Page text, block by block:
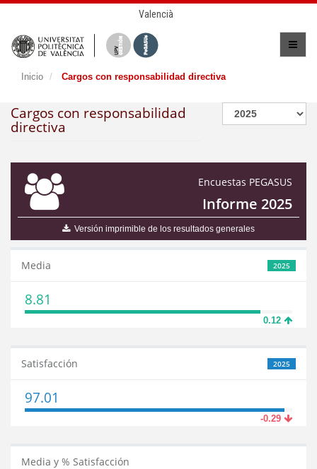
Valencià
Inicio Cargos con responsabilidad directiva
Cargos con responsabilidad
directiva
Encuestas PEGASUS
Informe 2025
Versión imprimible de los resultados generales
2025
Media
8.81
0.12
2025
Satisfacción
97.01
-0.29
Media y % Satisfacción